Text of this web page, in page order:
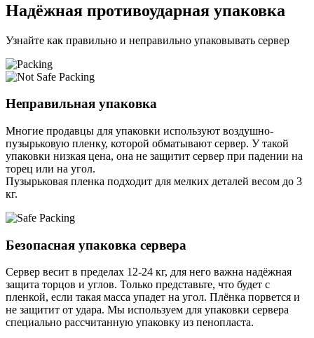
Надёжная противоударная упаковка
Узнайте как правильно и неправильно упаковывать сервер
Неправильная упаковка
Многие продавцы для упаковки используют воздушно-
пузырьковую пленку, которой обматывают сервер. У такой
упаковки низкая цена, она не защитит сервер при падении на
торец или на угол.
Пузырьковая пленка подходит для мелких деталей весом до 3
кг.
Безопасная упаковка сервера
Сервер весит в пределах 12-24 кг, для него важна надёжная
защита торцов и углов. Только представьте, что будет с
пленкой, если такая масса упадет на угол. Плёнка порвется и
не защитит от удара. Мы используем для упаковки сервера
специально расcчитанную упаковку из пенопласта.